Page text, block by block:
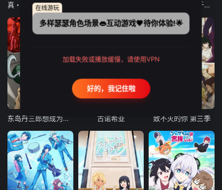
弹珠汽水瓶里的千岁同学
东岛丹三郎想成为假面骑士
更新至21集
古诺希亚 致不灭的你 第三季
在线游玩
多样瑟瑟角色场景👄互动游戏💗待你体验!🌟
加载失败或播放缓慢，请使用VPN
好的，我记住啦